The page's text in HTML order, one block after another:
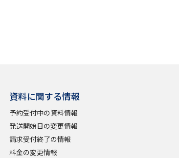
資料に関する情報
予約受付中の資料情報
発送開始日の変更情報
請求受付終了の情報
料金の変更情報